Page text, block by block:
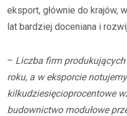
eksport, głównie do krajów,
lat bardziej doceniana i
– Liczba firm
roku, a w eksporcie
kilkudziesięcioprocentowe
budownictwo modułowe